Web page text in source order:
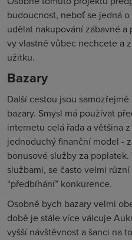
budoucnost, neboť se jedná
udělat nakupování zábavné
vy vlastně vůbec nechcete a
užitku.
Bazary
Další cestou jsou
bazary. Smysl má používat
internetu celá řada a většina
jednoduchý finanční model -
bonusové služby za
službami, se často velmi
“předbíhání” konkurence.
Osobně bych bazary velmi
době je stále více válcuje
vyšší návštěvnost a šanci na